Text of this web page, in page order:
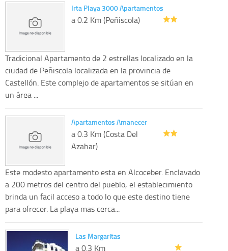
Irta Playa 3000 Apartamentos
a 0.2 Km (Peñiscola)
Tradicional Apartamento de 2 estrellas localizado en la
ciudad de Peñiscola localizada en la provincia de
Castellón. Este complejo de apartamentos se sitúan en
un área ...
Apartamentos Amanecer
a 0.3 Km (Costa Del
Azahar)
Este modesto apartamento esta en Alcoceber. Enclavado
a 200 metros del centro del pueblo, el establecimiento
brinda un facil acceso a todo lo que este destino tiene
para ofrecer. La playa mas cerca...
Las Margaritas
a 0.3 Km